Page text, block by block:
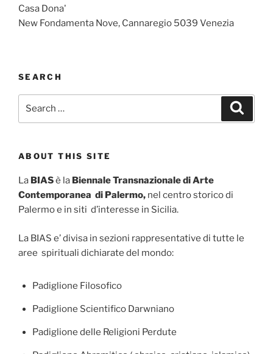
Casa Dona'
New Fondamenta Nove, Cannaregio 5039 Venezia
SEARCH
ABOUT THIS SITE
La BIASè la Biennale Transnazionale di Arte
Contemporanea di Palermo, nel centro storico di
Palermo e in siti d’interesse in Sicilia.
La BIAS e’ divisa in sezioni rappresentative di tutte le
aree spirituali dichiarate del mondo:
Padiglione Filosofico
Padiglione Scientifico Darwniano
Padiglione delle Religioni Perdute